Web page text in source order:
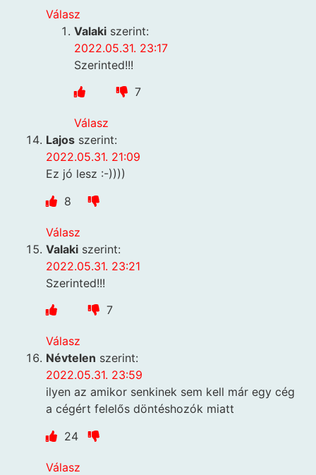
Válasz
Valaki szerint:
2022.05.31. 23:17
Szerinted!!!
7
Válasz
Lajos szerint:
2022.05.31. 21:09
Ez jó lesz :-))))
8
Válasz
Valaki szerint:
2022.05.31. 23:21
Szerinted!!!
7
Válasz
Névtelen szerint:
2022.05.31. 23:59
ilyen az amikor senkinek sem kell már egy cég
a cégért felelős döntéshozók miatt
24
Válasz